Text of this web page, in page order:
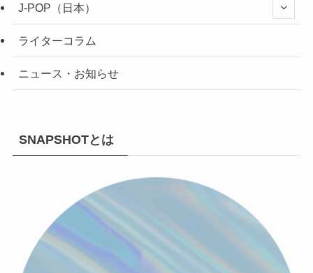
J-POP（日本）
ライターコラム
ニュース・お知らせ
SNAPSHOTとは